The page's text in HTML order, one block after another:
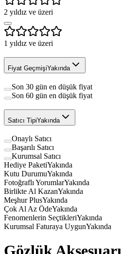
2 yıldız ve üzeri
1 yıldız ve üzeri
Fiyat GeçmişiYakında
Son 30 gün en düşük fiyat
Son 60 gün en düşük fiyat
Satıcı TipiYakında
Onaylı Satıcı
Başarılı Satıcı
Kurumsal Satıcı
Hediye PaketiYakında
Kutu DurumuYakında
Fotoğraflı YorumlarYakında
Birlikte Al KazanYakında
Meşhur PlusYakında
Çok Al Az ÖdeYakında
Fenomenlerin SeçtikleriYakında
Kurumsal Faturaya UygunYakında
Gözlük Aksesuarı